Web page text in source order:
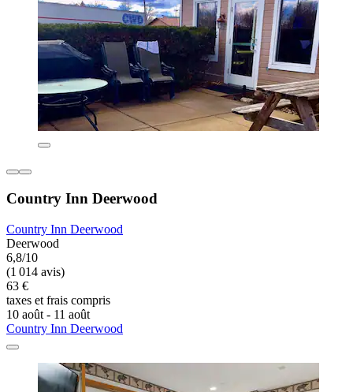
Country Inn Deerwood
Country Inn Deerwood
Deerwood
6,8/10
(1 014 avis)
63 €
taxes et frais compris
10 août - 11 août
Country Inn Deerwood